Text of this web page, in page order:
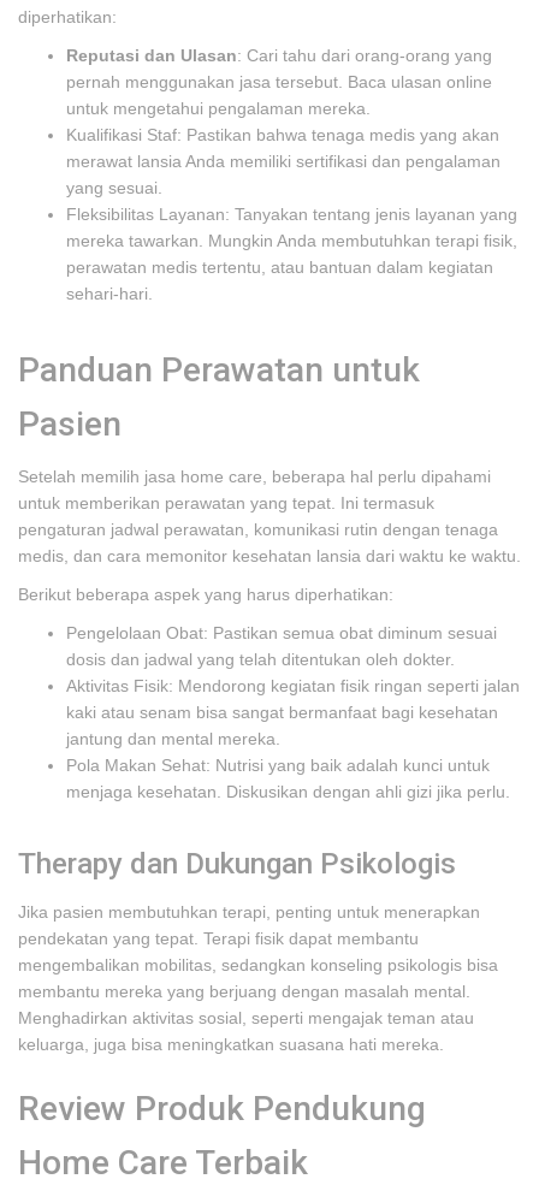
diperhatikan:
Reputasi dan Ulasan: Cari tahu dari orang-orang yang
pernah menggunakan jasa tersebut. Baca ulasan online
untuk mengetahui pengalaman mereka.
Kualifikasi Staf: Pastikan bahwa tenaga medis yang akan
merawat lansia Anda memiliki sertifikasi dan pengalaman
yang sesuai.
Fleksibilitas Layanan: Tanyakan tentang jenis layanan yang
mereka tawarkan. Mungkin Anda membutuhkan terapi fisik,
perawatan medis tertentu, atau bantuan dalam kegiatan
sehari-hari.
Panduan Perawatan untuk
Pasien
Setelah memilih jasa home care, beberapa hal perlu dipahami
untuk memberikan perawatan yang tepat. Ini termasuk
pengaturan jadwal perawatan, komunikasi rutin dengan tenaga
medis, dan cara memonitor kesehatan lansia dari waktu ke waktu.
Berikut beberapa aspek yang harus diperhatikan:
Pengelolaan Obat: Pastikan semua obat diminum sesuai
dosis dan jadwal yang telah ditentukan oleh dokter.
Aktivitas Fisik: Mendorong kegiatan fisik ringan seperti jalan
kaki atau senam bisa sangat bermanfaat bagi kesehatan
jantung dan mental mereka.
Pola Makan Sehat: Nutrisi yang baik adalah kunci untuk
menjaga kesehatan. Diskusikan dengan ahli gizi jika perlu.
Therapy dan Dukungan Psikologis
Jika pasien membutuhkan terapi, penting untuk menerapkan
pendekatan yang tepat. Terapi fisik dapat membantu
mengembalikan mobilitas, sedangkan konseling psikologis bisa
membantu mereka yang berjuang dengan masalah mental.
Menghadirkan aktivitas sosial, seperti mengajak teman atau
keluarga, juga bisa meningkatkan suasana hati mereka.
Review Produk Pendukung
Home Care Terbaik